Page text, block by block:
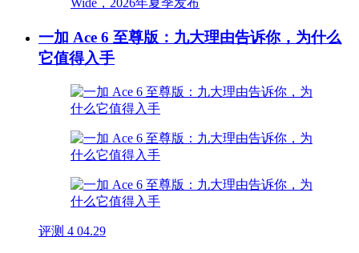
一加 Ace 6 至尊版：九大理由告诉你，为什么
它值得入手
评测 4 04.29